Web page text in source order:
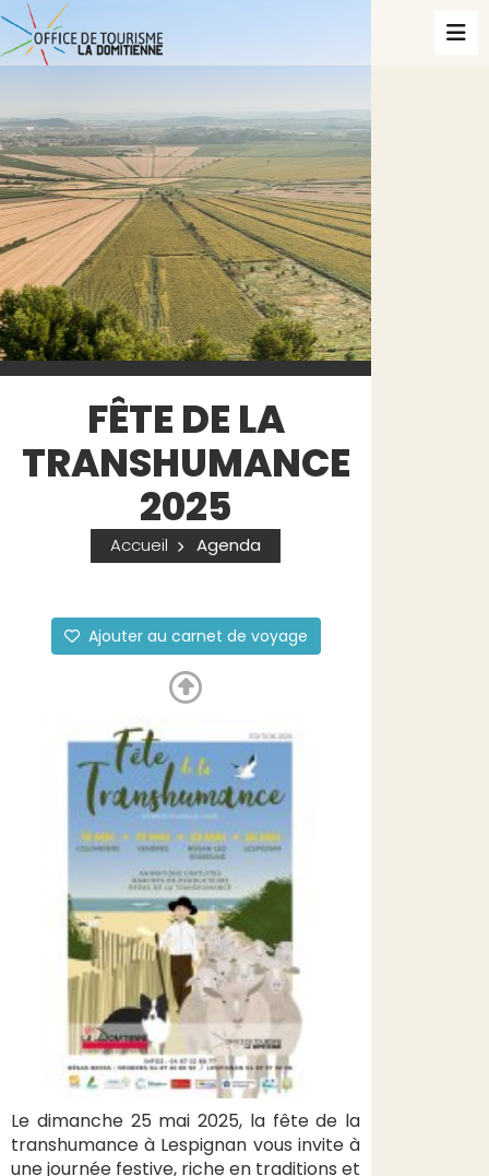
FÊTE DE LA
TRANSHUMANCE
2025
Accueil Agenda
Ajouter au carnet de voyage
Le dimanche 25 mai 2025, la fête de la
transhumance à Lespignan vous invite à
une journée festive, riche en traditions et